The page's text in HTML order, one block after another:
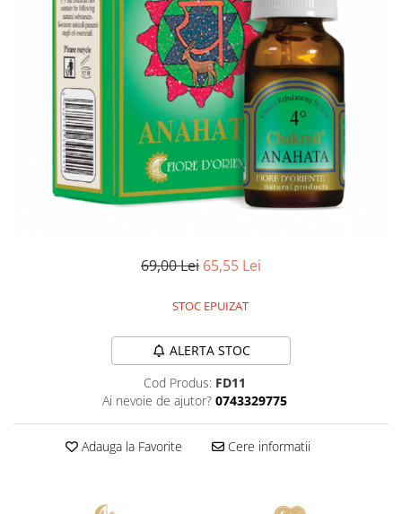
Meditez
69,00 Lei 65,55 Lei
STOC EPUIZAT
ALERTA STOC
Cod Produs: FD11
Ai nevoie de ajutor? 0743329775
Adauga la Favorite Cere informatii